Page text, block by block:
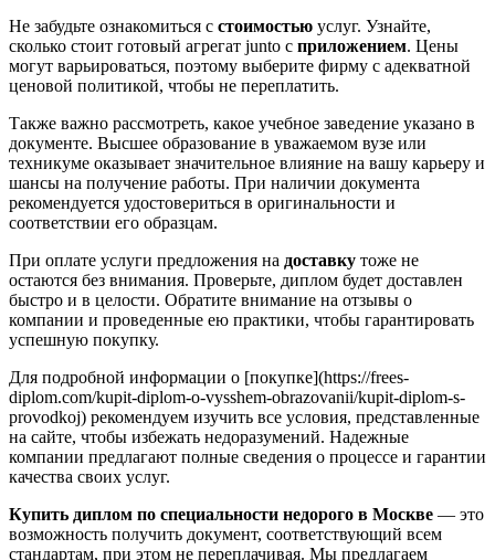
Не забудьте ознакомиться с стоимостью услуг. Узнайте,
сколько стоит готовый агрегат junto с приложением. Цены
могут варьироваться, поэтому выберите фирму с адекватной
ценовой политикой, чтобы не переплатить.
Также важно рассмотреть, какое учебное заведение указано в
документе. Высшее образование в уважаемом вузе или
техникуме оказывает значительное влияние на вашу карьеру и
шансы на получение работы. При наличии документа
рекомендуется удостовериться в оригинальности и
соответствии его образцам.
При оплате услуги предложения на доставку тоже не
остаются без внимания. Проверьте, диплом будет доставлен
быстро и в целости. Обратите внимание на отзывы о
компании и проведенные ею практики, чтобы гарантировать
успешную покупку.
Для подробной информации о [покупке](https://frees-
diplom.com/kupit-diplom-o-vysshem-obrazovanii/kupit-diplom-s-
provodkoj) рекомендуем изучить все условия, представленные
на сайте, чтобы избежать недоразумений. Надежные
компании предлагают полные сведения о процессе и гарантии
качества своих услуг.
Купить диплом по специальности недорого в Москве — это
возможность получить документ, соответствующий всем
стандартам, при этом не переплачивая. Мы предлагаем